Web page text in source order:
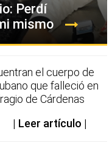
Perdí
mismo
el cuerpo de
que falleció en
de Cárdenas
Leer artículo